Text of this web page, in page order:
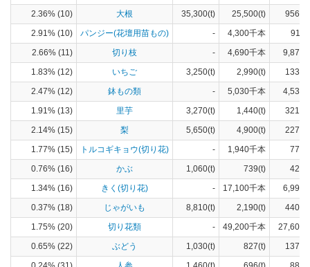
2.36% (10)
大根 35,300(t) 25,500(t)
2.91% (10)
パンジー(花壇用苗もの) - 4,300千本
2.66% (11)
切り枝 - 4,690千本
1.83% (12)
いちご 3,250(t) 2,990(t)
2.47% (12)
鉢もの類 - 5,030千本
1.91% (13)
里芋 3,270(t) 1,440(t)
2.14% (15)
梨 5,650(t) 4,900(t)
1.77% (15)
トルコギキョウ(切り花) - 1,940千本
0.76% (16)
かぶ 1,060(t) 739(t)
1.34% (16)
きく(切り花) - 17,100千本
0.37% (18)
じゃがいも 8,810(t) 2,190(t)
1.75% (20)
切り花類 - 49,200千本
0.65% (22)
ぶどう 1,030(t) 827(t)